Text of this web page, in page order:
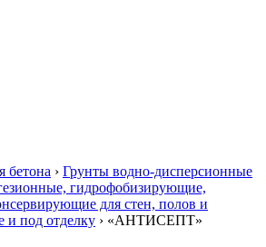
бетона › Грунты водно-дисперсионные
гидрофобизирующие,
для стен, полов и
под отделку › «АНТИСЕПТ»